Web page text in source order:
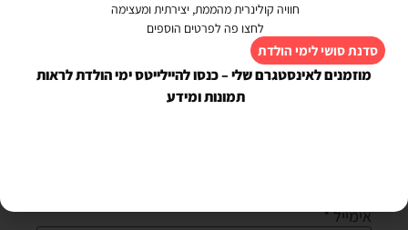
אימייל*
חוויה קולינרית מהממת, יצירתית ומעצימה
לחצו פה לפרטים הוספים
סדנת סושי לימי הולדת
מוזמנים לאינסטגרם שלי – כנסו להיילייטס ימי הולדת לראות
תמונות ומידע